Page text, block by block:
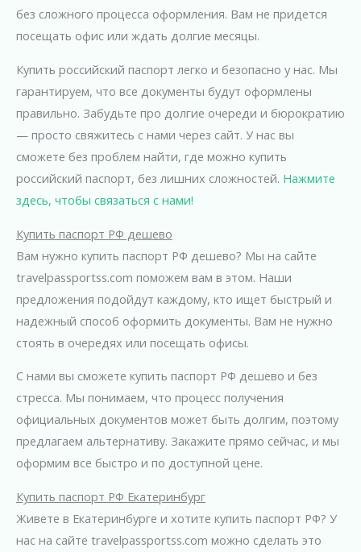
без сложного процесса оформления. Вам не придется
посещать офис или ждать долгие месяцы.
Купить российский паспорт легко и безопасно у нас. Мы
гарантируем, что все документы будут оформлены
правильно. Забудьте про долгие очереди и бюрократию
— просто свяжитесь с нами через сайт. У нас вы
сможете без проблем найти, где можно купить
российский паспорт, без лишних сложностей. Нажмите
здесь, чтобы связаться с нами!
Купить паспорт РФ дешево
Вам нужно купить паспорт РФ дешево? Мы на сайте
travelpassportss.com поможем вам в этом. Наши
предложения подойдут каждому, кто ищет быстрый и
надежный способ оформить документы. Вам не нужно
стоять в очередях или посещать офисы.
С нами вы сможете купить паспорт РФ дешево и без
стресса. Мы понимаем, что процесс получения
официальных документов может быть долгим, поэтому
предлагаем альтернативу. Закажите прямо сейчас, и мы
оформим все быстро и по доступной цене.
Купить паспорт РФ Екатеринбург
Живете в Екатеринбурге и хотите купить паспорт РФ? У
нас на сайте travelpassportss.com можно сделать это